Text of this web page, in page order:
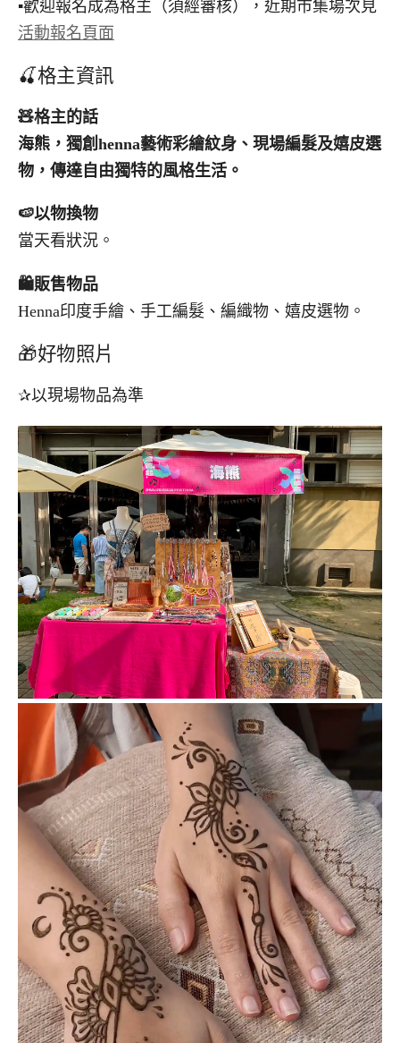
▪︎歡迎報名成為格主（須經審核），近期市集場次見
活動報名頁面
🍒格主資訊
🧸格主的話
海熊，獨創 henna藝術彩繪紋身、現場編髮及嬉皮選
物，傳達自由獨特的風格生活。
🍉以物換物
當天看狀況。
🛍️販售物品
Henna印度手繪、手工編髮、編織物、嬉皮選物。
🎁好物照片
✰以現場物品為準